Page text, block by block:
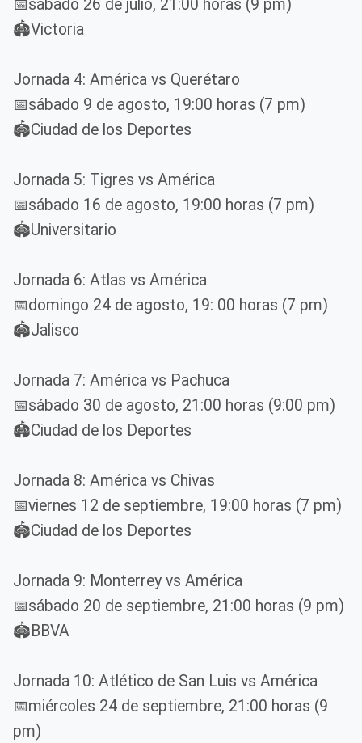
📅sábado 26 de julio, 21:00 horas (9 pm)
🏟️Victoria
Jornada 4: América vs Querétaro
📅sábado 9 de agosto, 19:00 horas (7 pm)
🏟️Ciudad de los Deportes
Jornada 5: Tigres vs América
📅sábado 16 de agosto, 19:00 horas (7 pm)
🏟️Universitario
Jornada 6: Atlas vs América
📅domingo 24 de agosto, 19: 00 horas (7 pm)
🏟️Jalisco
Jornada 7: América vs Pachuca
📅sábado 30 de agosto, 21:00 horas (9:00 pm)
🏟️Ciudad de los Deportes
Jornada 8: América vs Chivas
📅viernes 12 de septiembre, 19:00 horas (7 pm)
🏟️Ciudad de los Deportes
Jornada 9: Monterrey vs América
📅sábado 20 de septiembre, 21:00 horas (9 pm)
🏟️BBVA
Jornada 10: Atlético de San Luis vs América
📅miércoles 24 de septiembre, 21:00 horas (9
pm)